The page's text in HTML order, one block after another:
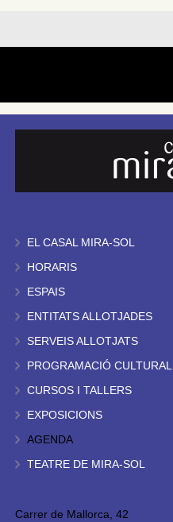
EL CASAL MIRA-SOL
HORARIS
ESPAIS
ENTITATS ALLOTJADES
SERVEIS ALLOTJATS
PROGRAMACIÓ CULTURAL
CURSOS I TALLERS
EXPOSICIONS
AGENDA
TEATRE DE MIRA-SOL
Carrer de Mallorca, 42